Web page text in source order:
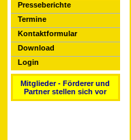
Presseberichte
Termine
Kontaktformular
Download
Login
Mitglieder - Förderer und
Partner stellen sich vor